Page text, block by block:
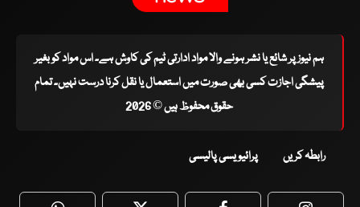
ہم نیوز پر شائع یا نشر ہونے والا مواد ادارتی ٹیم کی کاوش ہے۔ اس مواد کو بغیر
پیشگی اجازت کسی بھی صورت میں استعمال یا نقل کرنا درست نہیں۔ تمام
حقوق محفوظ ہیں © 2026
رابطہ کریں پرائیویسی پالیسی